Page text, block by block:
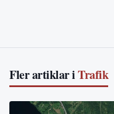
Fler artiklar iTrafik